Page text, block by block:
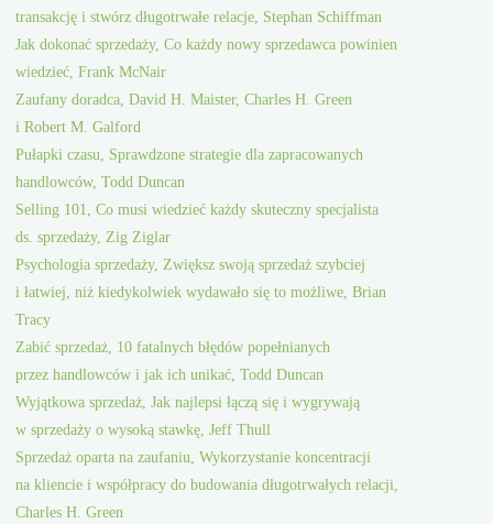
transakcję i stwórz długotrwałe relacje, Stephan Schiffman
Jak dokonać sprzedaży, Co każdy nowy sprzedawca powinien
wiedzieć, Frank McNair
Zaufany doradca, David H. Maister, Charles H. Green
i Robert M. Galford
Pułapki czasu, Sprawdzone strategie dla zapracowanych
handlowców, Todd Duncan
Selling 101, Co musi wiedzieć każdy skuteczny specjalista
ds. sprzedaży, Zig Ziglar
Psychologia sprzedaży, Zwiększ swoją sprzedaż szybciej
i łatwiej, niż kiedykolwiek wydawało się to możliwe, Brian
Tracy
Zabić sprzedaż, 10 fatalnych błędów popełnianych
przez handlowców i jak ich unikać, Todd Duncan
Wyjątkowa sprzedaż, Jak najlepsi łączą się i wygrywają
w sprzedaży o wysoką stawkę, Jeff Thull
Sprzedaż oparta na zaufaniu, Wykorzystanie koncentracji
na kliencie i współpracy do budowania długotrwałych relacji,
Charles H. Green